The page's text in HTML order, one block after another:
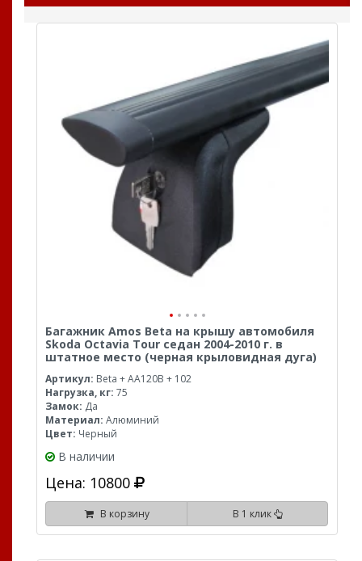
Багажник Amos Beta на крышу автомобиля
Skoda Octavia Tour седан 2004-2010 г. в
штатное место (черная крыловидная дуга)
Артикул: Beta + AA120B + 102
Нагрузка, кг: 75
Замок: Да
Материал: Алюминий
Цвет: Черный
В наличии
Цена: 10800
В корзину В 1 клик